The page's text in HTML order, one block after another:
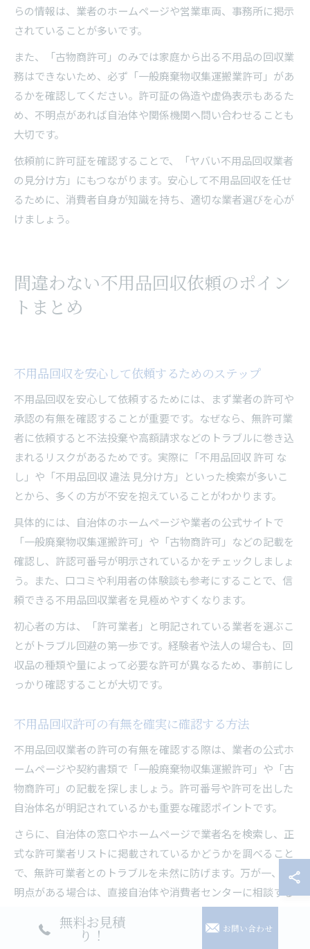
らの情報は、業者のホームページや営業車両、事務所に掲示
されていることが多いです。
また、「古物商許可」のみでは家庭から出る不用品の回収業
務はできないため、必ず「一般廃棄物収集運搬業許可」があ
るかを確認してください。許可証の偽造や虚偽表示もあるた
め、不明点があれば自治体や関係機関へ問い合わせることも
大切です。
依頼前に許可証を確認することで、「ヤバい不用品回収業者
の見分け方」にもつながります。安心して不用品回収を任せ
るために、消費者自身が知識を持ち、適切な業者選びを心が
けましょう。
間違わない不用品回収依頼のポイン
トまとめ
不用品回収を安心して依頼するためのステップ
不用品回収を安心して依頼するためには、まず業者の許可や
承認の有無を確認することが重要です。なぜなら、無許可業
者に依頼すると不法投棄や高額請求などのトラブルに巻き込
まれるリスクがあるためです。実際に「不用品回収 許可 な
し」や「不用品回収 違法 見分け方」といった検索が多いこ
とから、多くの方が不安を抱えていることがわかります。
具体的には、自治体のホームページや業者の公式サイトで
「一般廃棄物収集運搬許可」や「古物商許可」などの記載を
確認し、許認可番号が明示されているかをチェックしましょ
う。また、口コミや利用者の体験談も参考にすることで、信
頼できる不用品回収業者を見極めやすくなります。
初心者の方は、「許可業者」と明記されている業者を選ぶこ
とがトラブル回避の第一歩です。経験者や法人の場合も、回
収品の種類や量によって必要な許可が異なるため、事前にし
っかり確認することが大切です。
不用品回収許可の有無を確実に確認する方法
不用品回収業者の許可の有無を確認する際は、業者の公式ホ
ームページや契約書類で「一般廃棄物収集運搬許可」や「古
物商許可」の記載を探しましょう。許可番号や許可を出した
自治体名が明記されているかも重要な確認ポイントです。
さらに、自治体の窓口やホームページで業者名を検索し、正
式な許可業者リストに掲載されているかどうかを調べること
で、無許可業者とのトラブルを未然に防げます。万が一、不
明点がある場合は、直接自治体や消費者センターに相談する
許可の確認を怠ると、「不用品回収 無許可 罰則」や「廃品
無料お見積
り！ お問い合わせ